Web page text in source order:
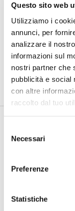
Questo sito web
Utilizziamo i
annunci, per
analizzare il
informazioni sul
nostri partner che
pubblicità e social
con altre
raccolto dal tuo
delNecessari
Preferenze
Statistiche
Fracassi
insieme
di Flavio
realizzati con
qualità ...